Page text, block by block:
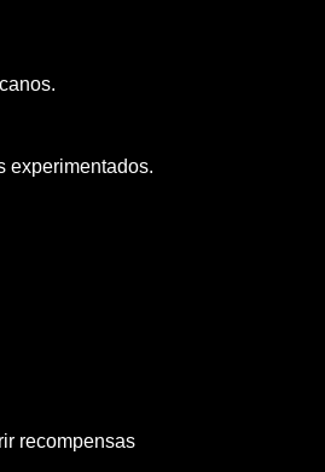
experimentados.
recompensas